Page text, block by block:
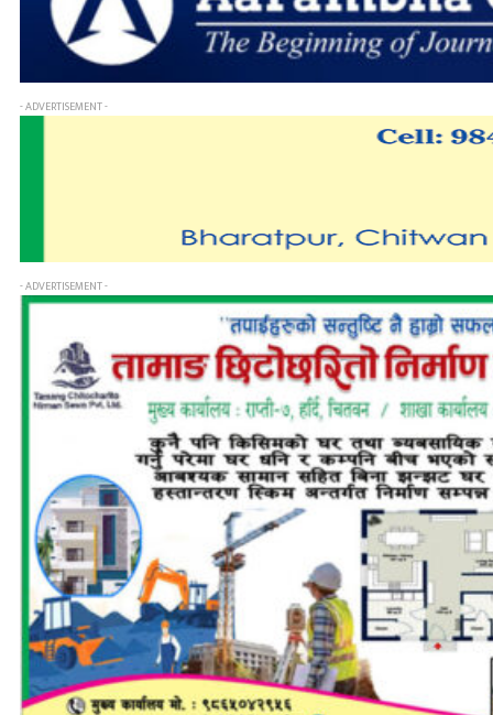
- ADVERTISEMENT -
- ADVERTISEMENT -